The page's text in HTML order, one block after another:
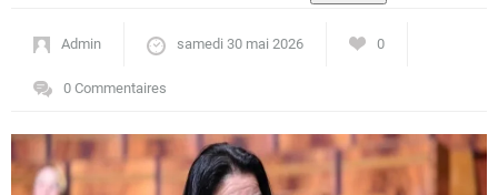
Actualités
Circuits touristiques
Admin samedi 30 mai 2026 0
0 Commentaires